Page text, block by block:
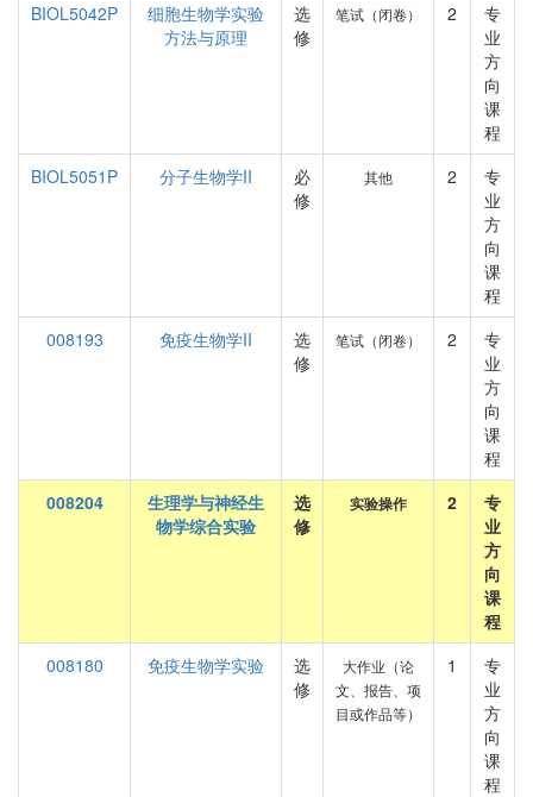
BIOL5042P
细胞生物学实验
方法与原理
选
修
笔试（闭卷） 2
专
业
方
向
课
程
BIOL5051P
分子生物学II
必
修
其他 2
专
业
方
向
课
程
008193
免疫生物学II
选
修
笔试（闭卷） 2
专
业
方
向
课
程
008204
生理学与神经生
物学综合实验
选
修
实验操作 2
专
业
方
向
课
程
008180
免疫生物学实验
选
修
大作业（论
文、报告、项
目或作品等）
1
专
业
方
向
课
程